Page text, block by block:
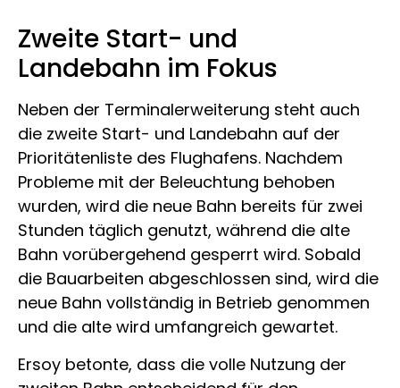
Zweite Start- und
Landebahn im Fokus
Neben der Terminalerweiterung steht auch
die zweite Start- und Landebahn auf der
Prioritätenliste des Flughafens. Nachdem
Probleme mit der Beleuchtung behoben
wurden, wird die neue Bahn bereits für zwei
Stunden täglich genutzt, während die alte
Bahn vorübergehend gesperrt wird. Sobald
die Bauarbeiten abgeschlossen sind, wird die
neue Bahn vollständig in Betrieb genommen
und die alte wird umfangreich gewartet.
Ersoy betonte, dass die volle Nutzung der